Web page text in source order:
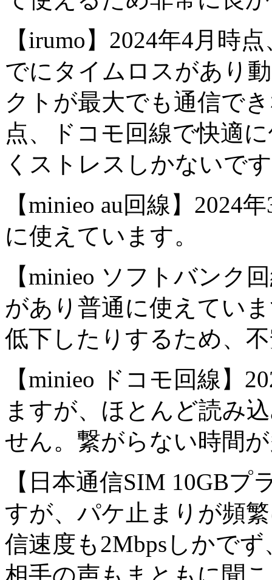
【irumo】2024年4月時
でにタイムロスがあり
クトが最大でも通信で
点、ドコモ回線で快適
くストレスしかないで
【minieo au回線】2024
に使えています。
【minieo ソフトバンク
があり普通に使えてい
低下したりするため、
【minieo ドコモ回線】
ますが、ほとんど読み
せん。繋がらない時間
【日本通信SIM 10GB
すが、パケ止まりが頻
信速度も2Mbpsしかで